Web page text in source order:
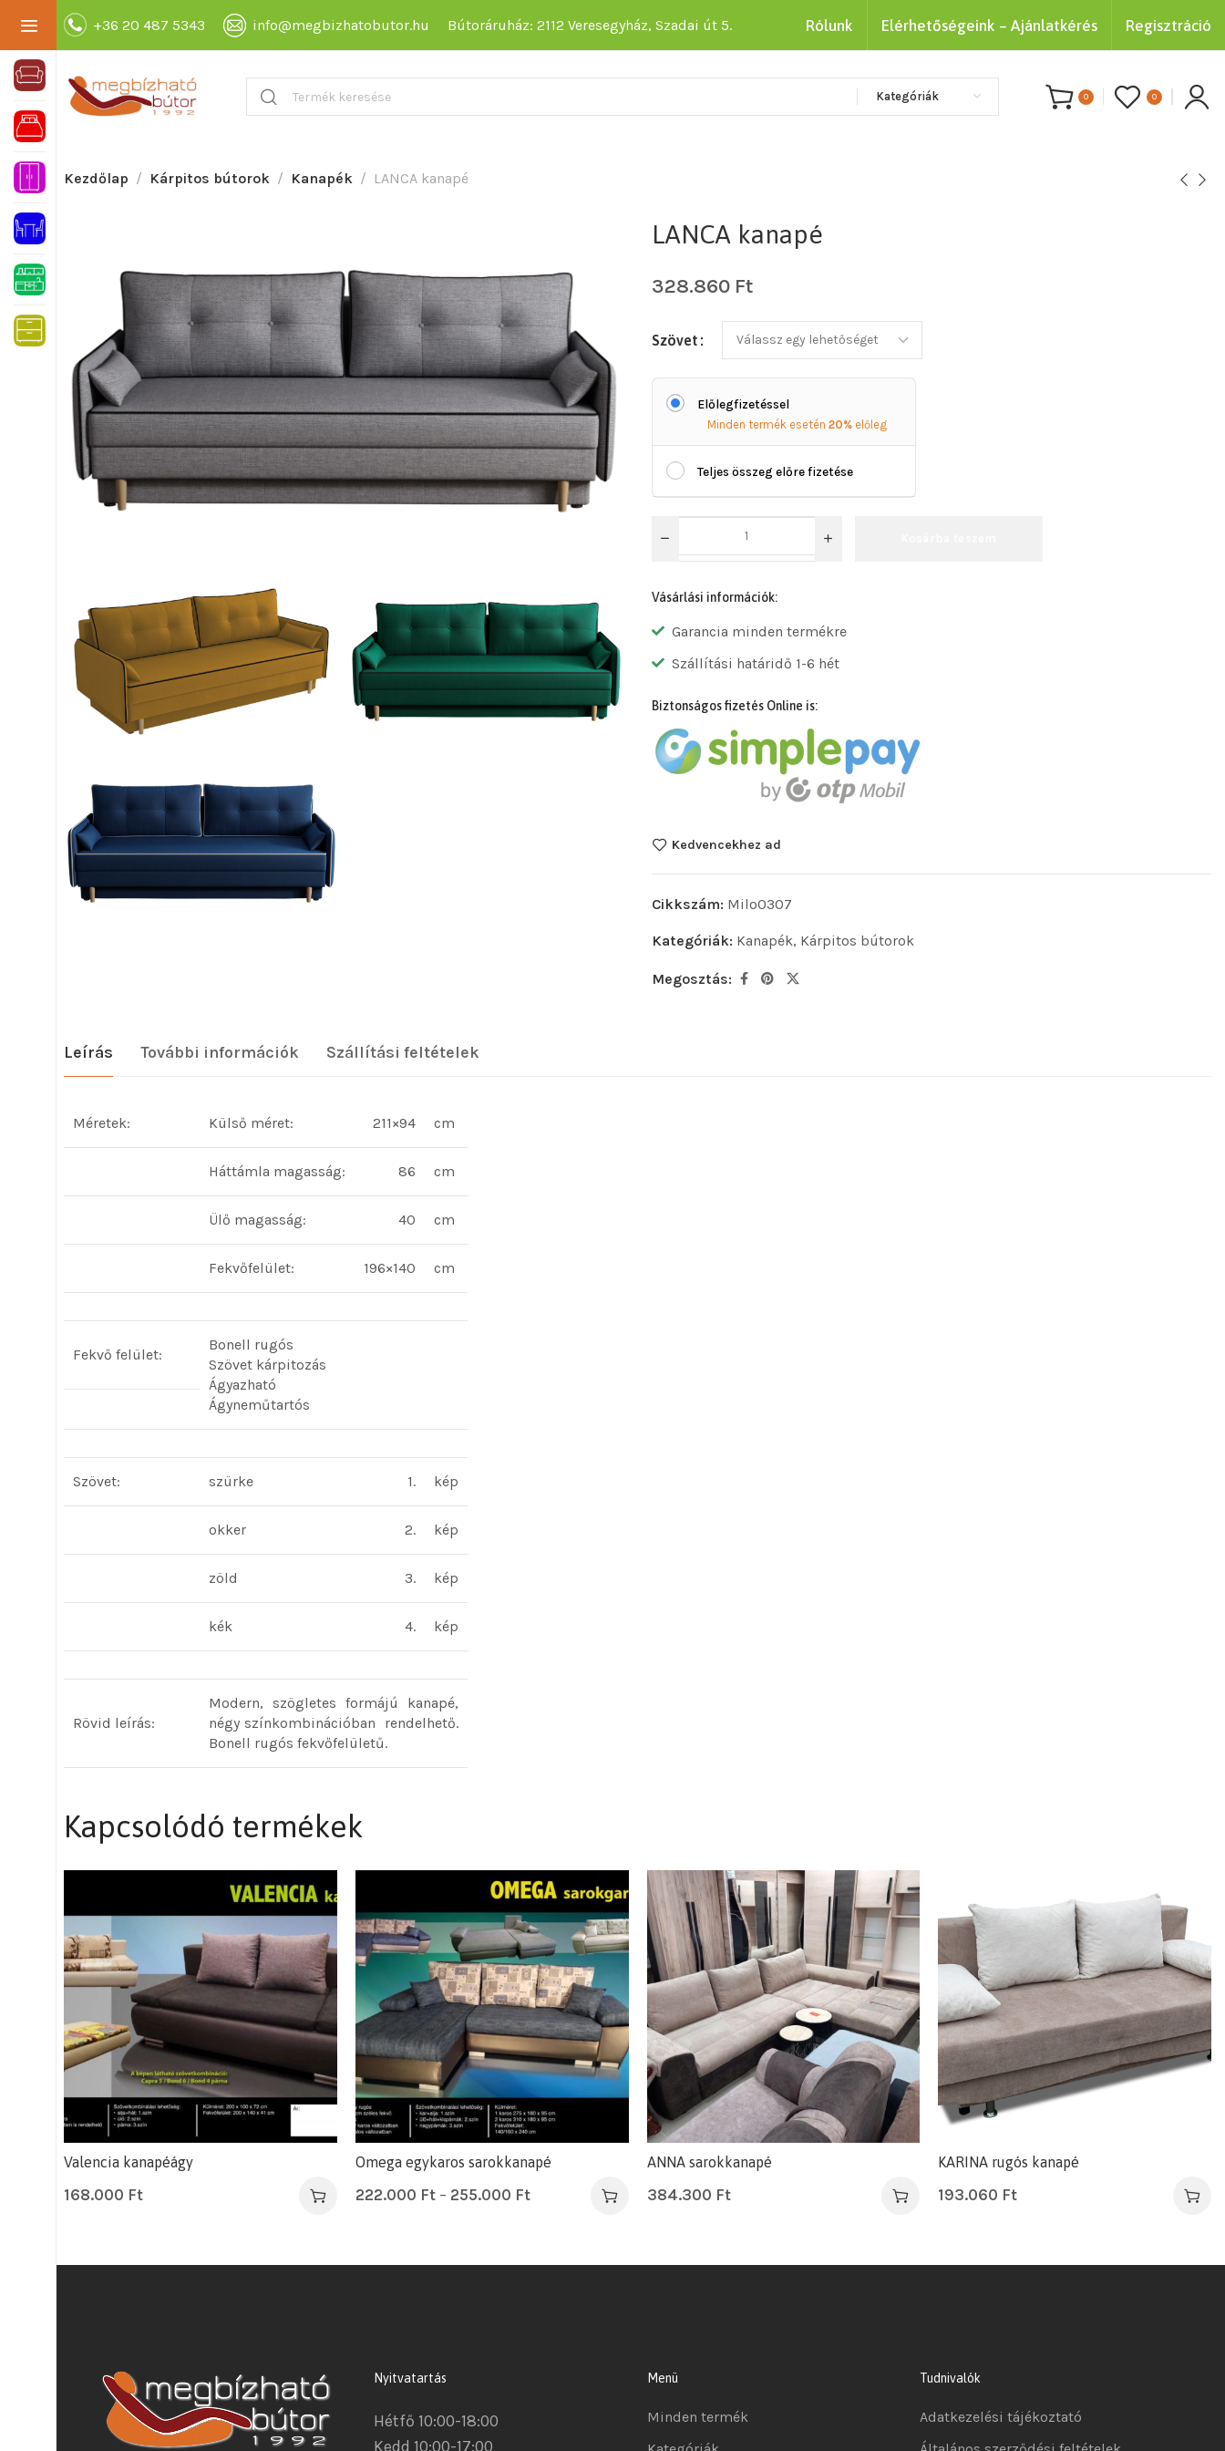
+36 20 487 5343 info@megbizhatobutor.hu Bútoráruház: 2112 Veresegyház, Szadai út 5. Rólunk Elérhetőségeink – Ajánlatkérés Regisztráció
Kategóriák 0 0
Kezdőlap Kárpitos bútorok Kanapék LANCA kanapé
LANCA kanapé
328.860 Ft
Szövet
Előlegfizetéssel
Minden termék esetén 20% előleg
Teljes összeg előre fizetése
Vásárlási információk:
Garancia minden termékre
Szállítási határidő 1-6 hét
Biztonságos fizetés Online is:
Kedvencekhez ad
Cikkszám: Milo0307
Kategóriák: Kanapék, Kárpitos bútorok
Megosztás:
Leírás További információk Szállítási feltételek
Méretek: Külső méret: 211×94 cm
Háttámla magasság: 86 cm
Ülő magasság: 40 cm
Fekvőfelület: 196×140 cm
Fekvő felület:
Bonell rugós
Szövet kárpitozás
Ágyazható
Ágyneműtartós
Szövet: szürke 1. kép
okker 2. kép
zöld 3. kép
kék 4. kép
Rövid leírás:
Modern, szögletes formájú kanapé,
négy színkombinációban rendelhető.
Bonell rugós fekvőfelületű.
Kapcsolódó termékek
Valencia kanapéágy
168.000 Ft
Omega egykaros sarokkanapé
222.000 Ft – 255.000 Ft
ANNA sarokkanapé
384.300 Ft
KARINA rugós kanapé
193.060 Ft
Nyitvatartás
Hétfő 10:00-18:00
Kedd 10:00-17:00
Menü
Minden termék
Tudnivalók
Adatkezelési tájékoztató